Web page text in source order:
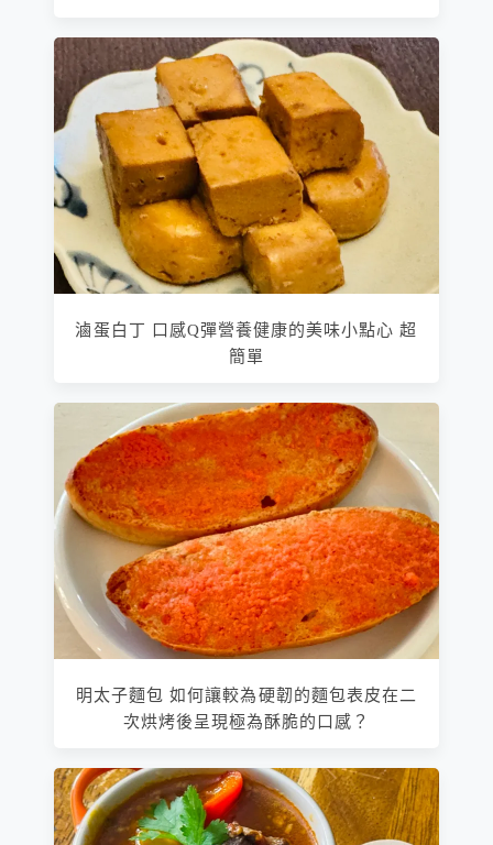
滷蛋白丁 口感Q彈營養健康的美味小點心 超
簡單
明太子麵包 如何讓較為硬韌的麵包表皮在二
次烘烤後呈現極為酥脆的口感？